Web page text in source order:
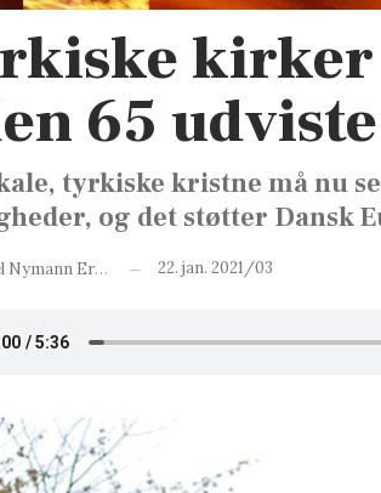
kirker
65
tyrkiske kristne må nu
og det støtter Dansk
Eriksen 22. jan. 2021/03